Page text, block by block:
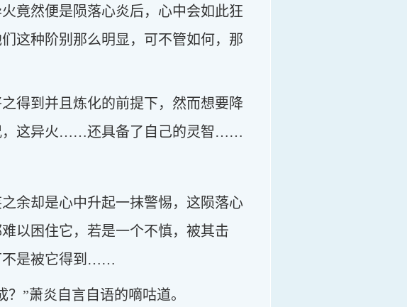
竟然便是陨落心炎后，心中会如此狂
这种阶别那么明显，可不管如何，那
得到并且炼化的前提下，然而想要降
，这异火……还具备了自己的灵智……
余却是心中升起一抹警惕，这陨落心
以困住它，若是一个不慎，被其击
不是被它得到……
”萧炎自言自语的嘀咕道。